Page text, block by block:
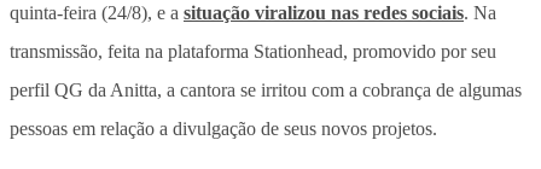
quinta-feira (24/8), e a situação viralizou nas redes sociais. Na
transmissão, feita na plataforma Stationhead, promovido por seu
perfil QG da Anitta, a cantora se irritou com a cobrança de algumas
pessoas em relação a divulgação de seus novos projetos.